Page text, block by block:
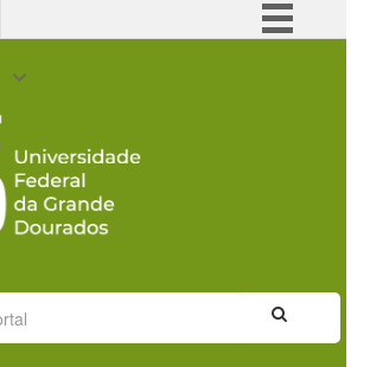
ALTO CONTRASTE
VISITORS